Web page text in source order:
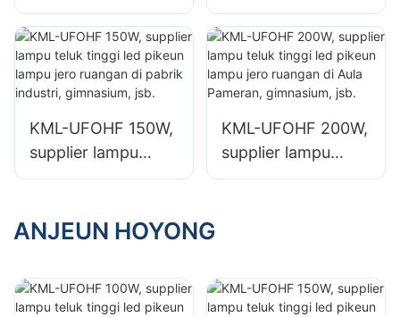
teluk tinggi led
pikeun pabrik
industri, gudang,
sareng aplikasi
anu sanésna.
teluk tinggi led
pikeun pabrik
industri, gudang,
sareng aplikasi
anu sanésna.
KML-UFOHF 150W,
supplier lampu
teluk tinggi led
ruangan di pabrik
gimnasium, jsb.
KML-UFOHF 200W,
supplier lampu
teluk tinggi led
gimnasium, jsb.
ANJEUN HOYONG